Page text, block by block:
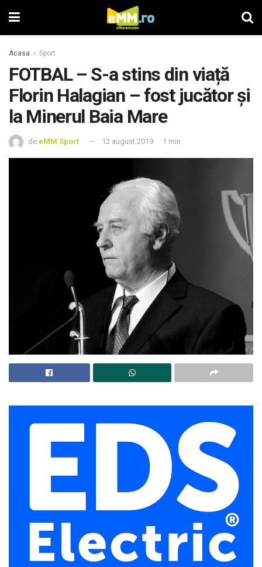
Acasa Sport
FOTBAL – S-a stins din viață
Florin Halagian – fost jucător și
la Minerul Baia Mare
de eMM Sport 12 august 2019 1 min